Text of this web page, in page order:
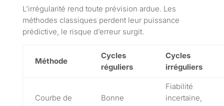
L’irrégularité rend toute prévision ardue. Les
méthodes classiques perdent leur puissance
prédictive, le risque d’erreur surgit.
Méthode
Cycles
réguliers
Cycles
irréguliers
Courbe de
Bonne
Fiabilité
incertaine,